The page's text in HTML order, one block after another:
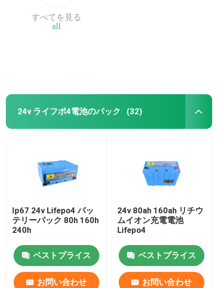
all
すべてを見る
24v ライフポ4電池のパック (32)
Ip67 24v Lifepo4 バッ
テリーパック 80h 160h
240h
ベストプライス
お問い合わせ
24v 80ah 160ah リチウ
ムイオン充電電池
Lifepo4
ベストプライス
お問い合わせ